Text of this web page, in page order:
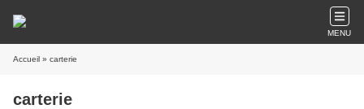
MENU
Accueil » carterie
carterie